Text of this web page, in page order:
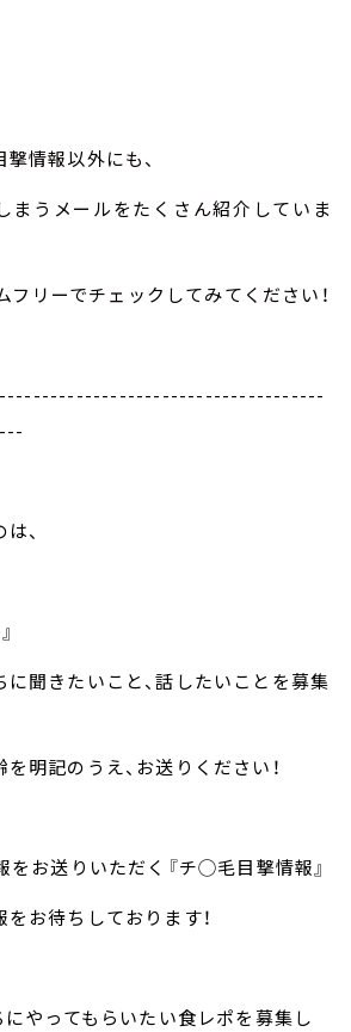
情報以外にも、
まうメールをたくさん紹介していま
リーでチェックしてみてください！
、
聞きたいこと、話したいことを募集
明記のうえ、お送りください！
をお送りいただく『チ◯毛目撃情報』
お待ちしております！
にやってもらいたい食レポを募集し